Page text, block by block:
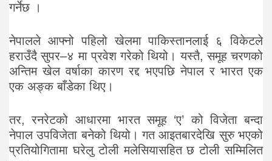
गर्नेछ ।
नेपालले आफ्नो पहिलो खेलमा पाकिस्तानलाई ६ विकेटले
हराउँदै सुपर–४ मा प्रवेश गरेको थियो। यस्तै, समूह चरणको
अन्तिम खेल वर्षाका कारण रद्द भएपछि नेपाल र भारत एक
एक अङ्क बाँडेका थिए।
तर, रनरेटको आधारमा भारत समूह ‘ए’ को विजेता बन्दा
नेपाल उपविजेता बनेको थियो। गत आइतबारदेखि सुरु भएको
प्रतियोगितामा घरेलु टोली मलेसियासहित छ टोली सम्मिलित